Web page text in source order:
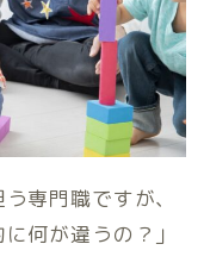
専門職ですが、
何が違うの？」